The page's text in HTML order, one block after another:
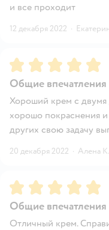
и все проходит
12 декабря 2022 ·
Рейтинг:5
Общие впечатления
Хороший крем с двумя
хорошо покраснения
других свою задачу
20 декабря 2022 · Алена К.
Рейтинг:5
Общие впечатления
Отличный крем.